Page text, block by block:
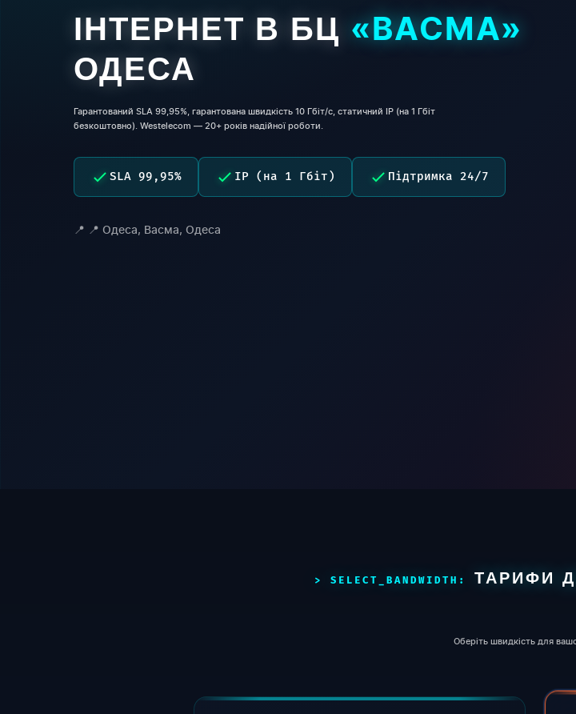
ІНТЕРНЕТ В БЦ «ВАСМА»
ОДЕСА
Гарантований SLA 99,95%, гарантована швидкість 10 Гбіт/с, статичний IP (на 1 Гбіт
безкоштовно). Westelecom — 20+ років надійної роботи.
SLA 99,95% IP (на 1 Гбіт) Підтримка 24/7
📍 Одеса, Васма, Одеса
ТАРИФИ
Оберіть швидкість для